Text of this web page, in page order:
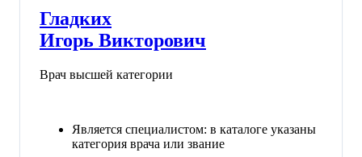
Гладких
Игорь Викторович
Врач высшей категории
Является специалистом: в каталоге указаны
категория врача или звание